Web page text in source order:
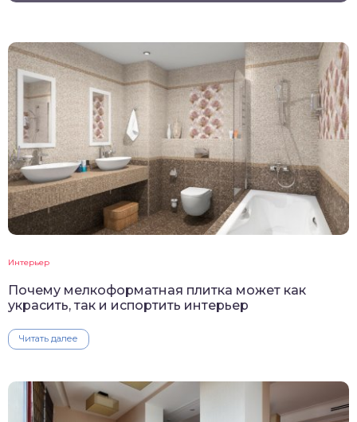
Интерьер
Почему мелкоформатная плитка может как
украсить, так и испортить интерьер
Читать далее